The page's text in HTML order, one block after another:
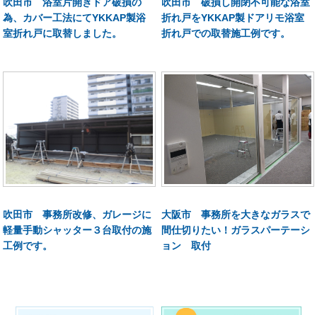
為、カバー工法にてYKKAP製浴
室折れ戸に取替しました。
折れ戸をYKKAP製ドアリモ浴室
折れ戸での取替施工例です。
吹田市 事務所改修、ガレージに
軽量手動シャッター３台取付の施
工例です。
大阪市 事務所を大きなガラスで
間仕切りたい！ガラスパーテーシ
ョン 取付